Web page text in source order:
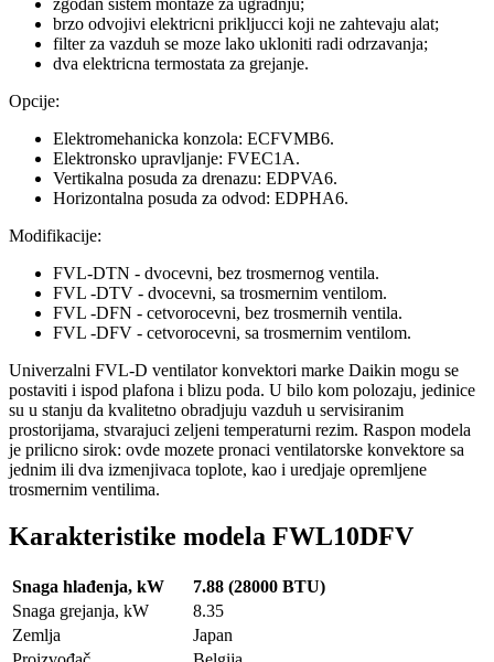
zgodan sistem montaze za ugradnju;
brzo odvojivi elektricni prikljucci koji ne zahtevaju alat;
filter za vazduh se moze lako ukloniti radi odrzavanja;
dva elektricna termostata za grejanje.
Opcije:
Elektromehanicka konzola: ECFVMB6.
Elektronsko upravljanje: FVEC1A.
Vertikalna posuda za drenazu: EDPVA6.
Horizontalna posuda za odvod: EDPHA6.
Modifikacije:
FVL-DTN - dvocevni, bez trosmernog ventila.
FVL -DTV - dvocevni, sa trosmernim ventilom.
FVL -DFN - cetvorocevni, bez trosmernih ventila.
FVL -DFV - cetvorocevni, sa trosmernim ventilom.
Univerzalni FVL-D ventilator konvektori marke Daikin mogu se
postaviti i ispod plafona i blizu poda. U bilo kom polozaju, jedinice
su u stanju da kvalitetno obradjuju vazduh u servisiranim
prostorijama, stvarajuci zeljeni temperaturni rezim. Raspon modela
je prilicno sirok: ovde mozete pronaci ventilatorske konvektore sa
jednim ili dva izmenjivaca toplote, kao i uredjaje opremljene
trosmernim ventilima.
Karakteristike modela FWL10DFV
Snaga hlađenja, kW
7.88 (28000 BTU)
Snaga grejanja, kW
8.35
Zemlja
Japan